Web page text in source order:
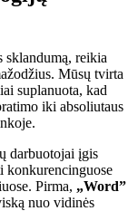
reikia
Mūsų tvirta
suplanuota, kad
iki absoliutaus
darbuotojai įgis
konkurencinguose
Pirma, „Word”
nuo vidinės